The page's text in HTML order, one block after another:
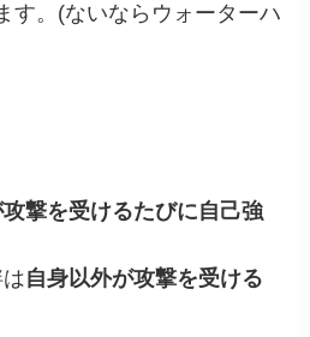
す。(ないならウォーターハ
攻撃を受けるたびに自己強
自身以外が攻撃を受ける